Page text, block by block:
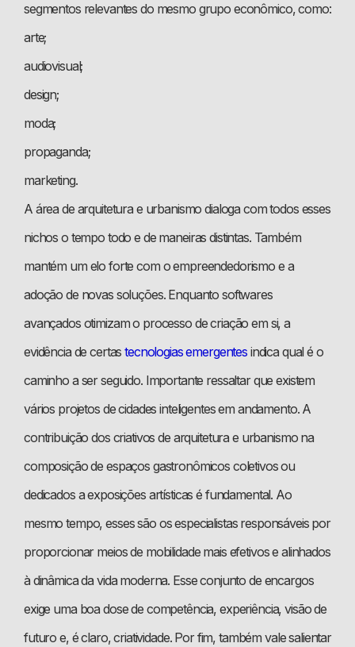
segmentos relevantes do mesmo grupo econômico, como:
arte;
audiovisual;
design;
moda;
propaganda;
marketing.
A área de arquitetura e urbanismo dialoga com todos esses
nichos o tempo todo e de maneiras distintas. Também
mantém um elo forte com o empreendedorismo e a
adoção de novas soluções. Enquanto softwares
avançados otimizam o processo de criação em si, a
evidência de certastecnologias emergentes indica qual é o
caminho a ser seguido. Importante ressaltar que existem
vários projetos de cidades inteligentes em andamento. A
contribuição dos criativos de arquitetura e urbanismo na
composição de espaços gastronômicos coletivos ou
dedicados a exposições artísticas é fundamental. Ao
mesmo tempo, esses são os especialistas responsáveis por
proporcionar meios de mobilidade mais efetivos e alinhados
à dinâmica da vida moderna. Esse conjunto de encargos
exige uma boa dose de competência, experiência, visão de
futuro e, é claro, criatividade. Por fim, também vale salientar